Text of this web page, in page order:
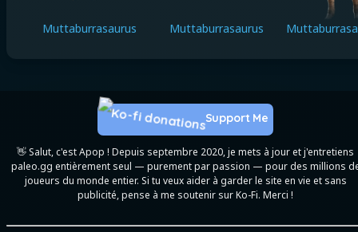
Muttaburrasaurus Muttaburrasaurus
👋 Salut, c'est Apop ! Depuis septembre 2020, je mets à jour et j'entretiens
paleo.gg entièrement seul — purement par passion — pour des millions
joueurs du monde entier. Si tu veux aider à garder le site en vie et sans
publicité, pense à me soutenir sur Ko-Fi. Merci !
Support Me